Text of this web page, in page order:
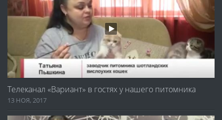
Телеканал «Вариант» в гостях у нашего питомника
13 НОЯ, 2017